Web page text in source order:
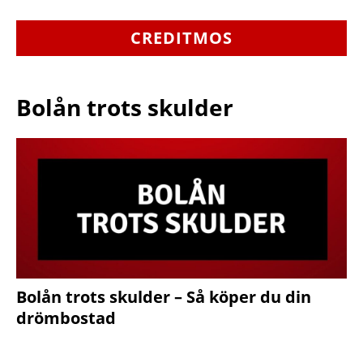
CREDITMOS
Bolån trots skulder
Bolån trots skulder – Så köper du din
drömbostad